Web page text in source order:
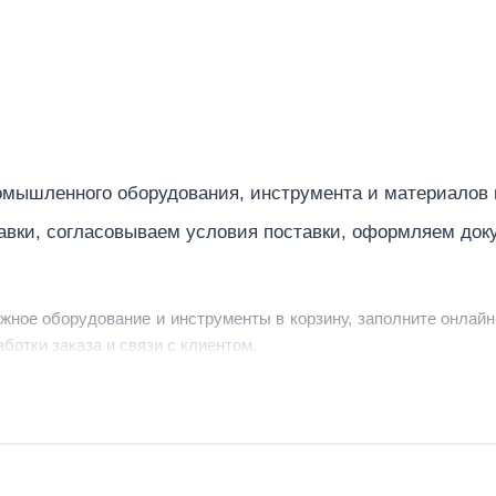
оборудования, инструмента и
согласовываем условия поставки, оформляем
оборудование и инструменты в корзину, заполните
заказа и связи с клиентом.